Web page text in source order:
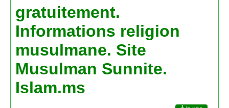
gratuitement.
Informations religion
musulmane. Site
Musulman Sunnite.
Islam.ms